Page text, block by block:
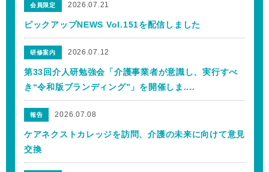
会員限定 2026.07.21
ピックアップNEWS Vol.151を配信しました
研修案内 2026.07.12
第33回介人研勉強会「介護事業者が意識し、実行すべ
き“令和版ブランディング”」を開催しま....
報告 2026.07.08
ケアネクストカレッジを訪問、介護の未来に向けて意見
交換